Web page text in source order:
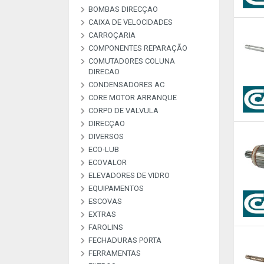
BOMBAS ALTA PRESSAO
COMMON RAI
BOMBAS COMBUSTIVEL
BOMBAS DE VACUO
BOMBAS ESGUICHO
BOMBAS DIRECÇAO
KIT REPARAÇAO BOMBAS
DIREÇAO
CAIXA DE VELOCIDADES
CARROÇARIA
COMPONENTES REPARAÇÃO
MATERIAL DE
ARCONDICIONADO
PEÇAS REPARAÇAO
ALTERNADOR E M
PEÇAS REPARAÇÃO
COMPRESSORES A
PEÇAS REPARAÇÃO
INJETORES
PLACAS RETIFICADORAS
COMUTADORES COLUNA
DIRECAO
COMUTADORES
CONDENSADORES AC
CORE MOTOR ARRANQUE
CORPO DE VALVULA
DIRECÇAO
DIVERSOS
DESCRIÇAO
DIVERSOS
LIVRE
LIVRE
LIVRE
LIVRE
LIVRE
LIVRE
LIVRE
LIVRE
LIVRE
LIVRE
LIVRE
ECO-LUB
ECOVALOR LUBRIFICANTES
ECOVALOR
ECOVALOR
ELEVADORES DE VIDRO
EQUIPAMENTOS
CARREGADORES E
TESTADORES
MANOMETROS
ESCOVAS
ESCOVAS CARVÃO ALTER E
M/A
ESCOVAS LIMPA VIDROS
EXTRAS
ALARMES & SEGURANÇA
ANTENAS
EXTRAS
FAROLINS
FECHADURAS PORTA
FERRAMENTAS